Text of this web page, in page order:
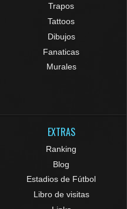
Trapos
Tattoos
Dibujos
Fanaticas
Murales
EXTRAS
Ranking
Blog
Estadios de Fútbol
Libro de visitas